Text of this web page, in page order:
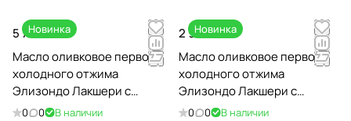
Новинка
5 700 ₽
Масло оливковое первого
холодного отжима
Элизондо Лакшери с
чёрным чесноком ELIZONDO,
0 0 В наличии
Новинка
2 960 ₽
Масло оливковое первого
холодного отжима
Элизондо Лакшери с
чёрным чесноком ELIZONDO,
0 0 В наличии